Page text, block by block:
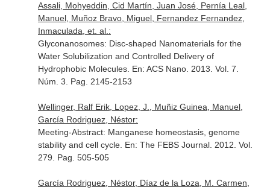
Assali, Mohyeddin, Cid Martín, Juan José, Pernía Leal,
Manuel, Muñoz Bravo, Miguel, Fernandez Fernandez,
Inmaculada, et. al.:
Glyconanosomes: Disc-shaped Nanomaterials for the
Water Solubilization and Controlled Delivery of
Hydrophobic Molecules. En: ACS Nano. 2013. Vol. 7.
Núm. 3. Pag. 2145-2153
Wellinger, Ralf Erik, Lopez, J., Muñiz Guinea, Manuel,
García Rodriguez, Néstor:
Meeting-Abstract: Manganese homeostasis, genome
stability and cell cycle. En: The FEBS Journal. 2012. Vol.
279. Pag. 505-505
García Rodriguez, Néstor, Díaz de la Loza, M. Carmen,